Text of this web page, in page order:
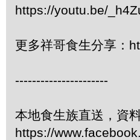
https://youtu.be/
更多祥哥食生分享：
----------------------
本地食生族直送，資
https://